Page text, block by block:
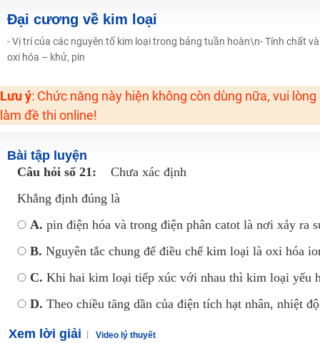
Học online lớp 2 với thầy cô giáo giỏi, nổi tiếng
2K6! Lộ Trình Sun 2024 - Ba bước luyện thi TN THPT - ĐH ít nhất 25 điểm
Hot! Lễ hội đồng giá 449K - 499K toàn bộ khoá học tại Tuyensinh247
Đồng giá khóa học 499K - 399K (13/11-15/11)
Khai giảng các khóa lớp 9 Toán - Lý - Hóa - Văn - Anh năm 2018
Luyện thi vào lớp 10 môn Toán, Văn, Hóa, Anh, Lý với giáo viên giỏi và nổi
Đại cương về kim loại
- Vị trí của các nguyên tố kim loại trong bảng tuần hoàn\n- Tính chất
oxi hóa – khử, pin
Lưu ý: Chức năng này hiện không còn dùng nữa, vui
làm đề thi online!
Bài tập luyện
Câu hỏi số 21:
Chưa xác định
Khẳng định đúng là
A. pin điện hóa và trong điện phân catot là nơi xảy ra
B. Nguyên tắc chung để điều chế kim loại là oxi hóa
C. Khi hai kim loại tiếp xúc với nhau thì kim loại yếu
D. Theo chiều tăng dần của điện tích hạt nhân, nhiệt
Xem lời giải Video lý thuyết